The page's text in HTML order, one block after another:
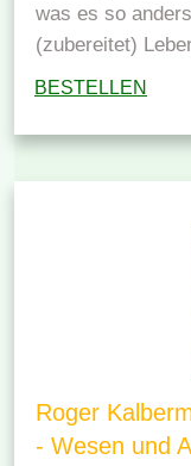
was es so
(zubereitet)
BESTELLEN
Roger
- Wesen und